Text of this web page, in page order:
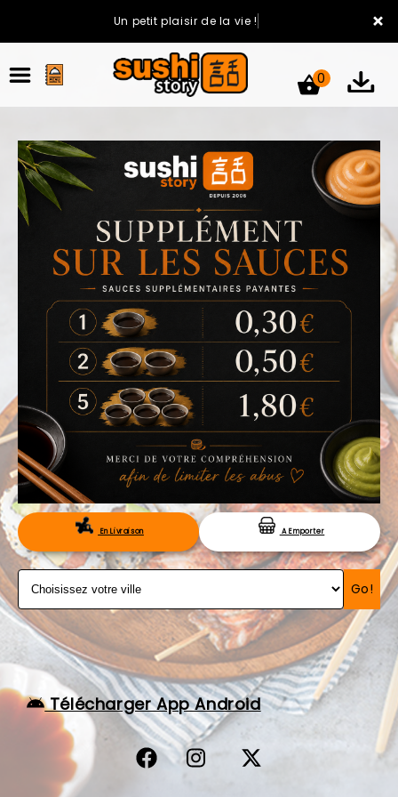
×
Un petit plaisir de la vie !
ACCUEIL
LA CARTE
VOTRE COMPTE
NOTRE RESTAURANT
VOS AVIS
MENTIONS LÉGALES
C.G.V
RÉSERVATION
0
En Livraison A Emporter
Go!
Télécharger App Android